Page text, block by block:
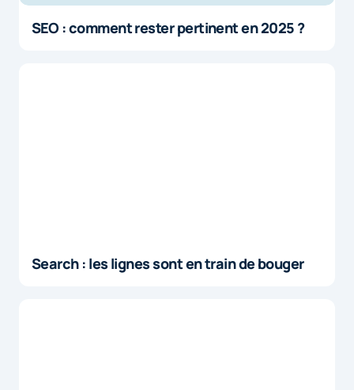
SEO : comment rester pertinent en 2025 ?
Search : les lignes sont en train de bouger